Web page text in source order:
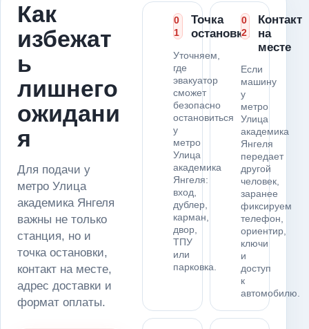
Как
избежат
ь
лишнего
ожидани
я
Для подачи у
метро Улица
академика Янгеля
важны не только
станция, но и
точка остановки,
контакт на месте,
адрес доставки и
формат оплаты.
0
1
Точка
остановки
Уточняем,
где
эвакуатор
сможет
безопасно
остановиться
у
метро
Улица
академика
Янгеля:
вход,
дублер,
карман,
двор,
ТПУ
или
парковка.
0
2
Контакт
на
месте
Если
машину
у
метро
Улица
академика
Янгеля
передает
другой
человек,
заранее
фиксируем
телефон,
ориентир,
ключи
и
доступ
к
автомобилю.